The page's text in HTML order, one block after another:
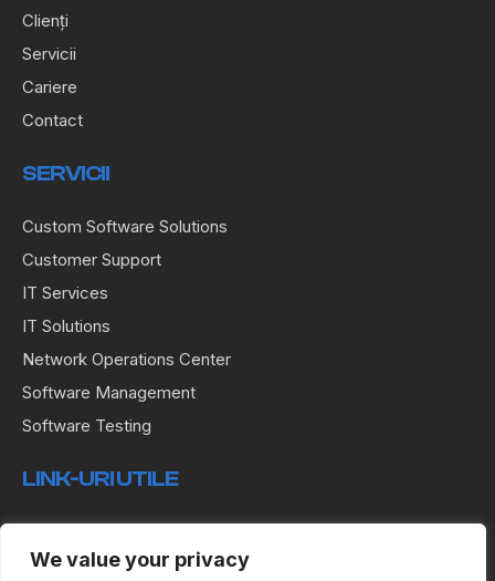
We value your privacy
Clienți
Servicii
Cariere
Contact
SERVICII
Custom Software Solutions
Customer Support
IT Services
IT Solutions
Network Operations Center
Software Management
Software Testing
LINK-URI UTILE
Politica de Confidențialitate